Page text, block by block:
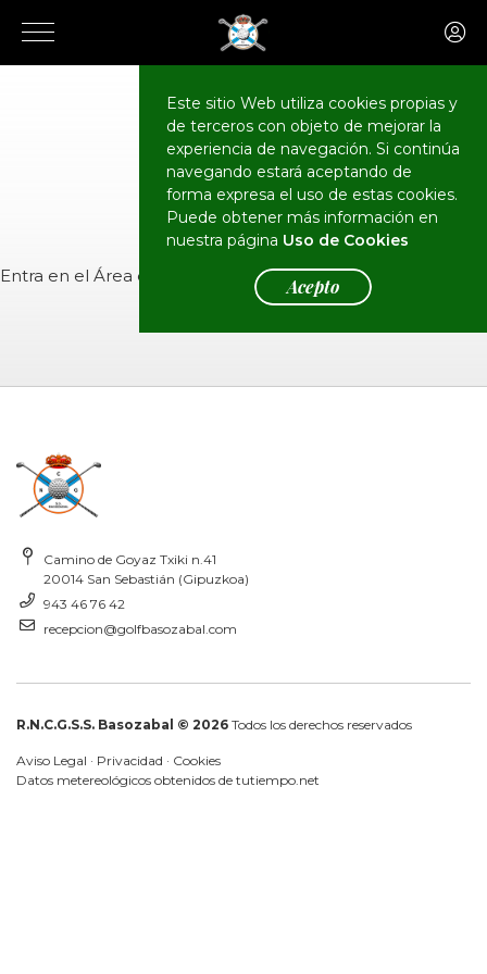
Este sitio Web utiliza cookies propias y
de terceros con objeto de mejorar la
experiencia de navegación. Si continúa
navegando estará aceptando de
forma expresa el uso de estas cookies.
Puede obtener más información en
nuestra página Uso de Cookies
Acepto
CALENDARIO
Eventos
Entra en el Área de Socios para ver el evento.
Camino de Goyaz Txiki n.41
20014 San Sebastián (Gipuzkoa)
943 46 76 42
recepcion@golfbasozabal.com
R.N.C.G.S.S. Basozabal © 2026 Todos los derechos reservados
Aviso Legal · Privacidad · Cookies
Datos metereológicos obtenidos de tutiempo.net